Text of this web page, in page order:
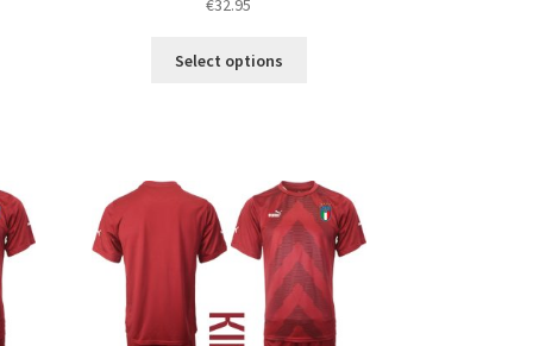
€32.95
Select options
Možnosti
lahko
izberete
na
strani
izdelka